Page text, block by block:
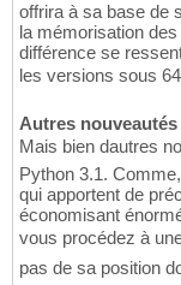
offrira à sa base de
la mémorisation
différence se
les versions sous
Autres nouveautés
Mais bien dautres
Python 3.1.
qui apportent de
économisant
vous procédez à
pas de sa position